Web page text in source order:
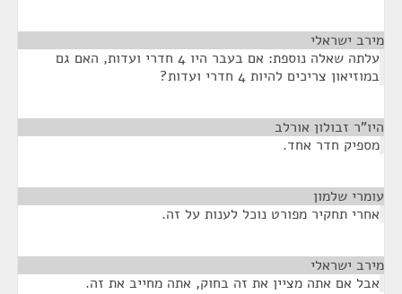
מירב ישראלי
עלתה שאלה נוספת: אם בעבר היו 4 חדרי ועדות, האם גם
במוזיאון צריכים להיות 4 חדרי ועדות?
היו"ר זבולון אורלב
מספיק חדר אחד.
עומרי שלמון
אחרי תחקיר מפורט נוכל לענות על זה.
מירב ישראלי
אבל אם אתה מציין את זה בחוק, אתה מחייב את זה.